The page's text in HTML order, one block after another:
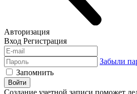
Авторизация
Вход Регистрация
Забыли
Запомнить
Войти
Создание учетной записи поможет